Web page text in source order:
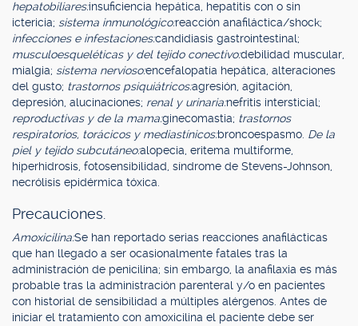
hepatobiliares:insuficiencia hepática, hepatitis con o sin
ictericia; sistema inmunológico:reacción anafiláctica/shock;
infecciones e infestaciones:candidiasis gastrointestinal;
musculoesqueléticas y del tejido conectivo:debilidad muscular,
mialgia; sistema nervioso:encefalopatía hepática, alteraciones
del gusto; trastornos psiquiátricos:agresión, agitación,
depresión, alucinaciones; renal y urinaria:nefritis intersticial;
reproductivas y de la mama:ginecomastia; trastornos
respiratorios, torácicos y mediastínicos:broncoespasmo. De la
piel y tejido subcutáneo:alopecia, eritema multiforme,
hiperhidrosis, fotosensibilidad, síndrome de Stevens-Johnson,
necrólisis epidérmica tóxica.
Precauciones.
Amoxicilina:Se han reportado serias reacciones anafilácticas
que han llegado a ser ocasionalmente fatales tras la
administración de penicilina; sin embargo, la anafilaxia es más
probable tras la administración parenteral y/o en pacientes
con historial de sensibilidad a múltiples alérgenos. Antes de
iniciar el tratamiento con amoxicilina el paciente debe ser